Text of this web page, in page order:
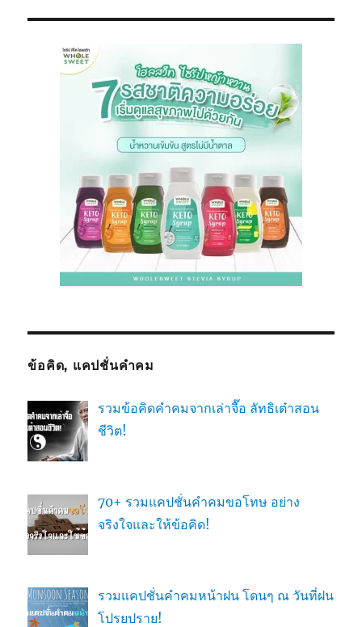
ข้อคิด, แคปชั่นคำคม
รวมข้อคิดคำคมจากเล่าจื๊อ ลัทธิเต๋าสอน
ชีวิต!
70+ รวมแคปชั่นคำคมขอโทษ อย่าง
จริงใจและให้ข้อคิด!
รวมแคปชั่นคำคมหน้าฝน โดนๆ ณ วันที่ฝน
โปรยปราย!